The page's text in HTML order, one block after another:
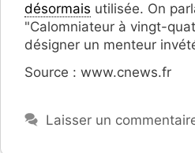
désormais utilisée. On
"Calomniateur à vingt-
désigner un menteur
Source : www.cnews.fr
Laisser un